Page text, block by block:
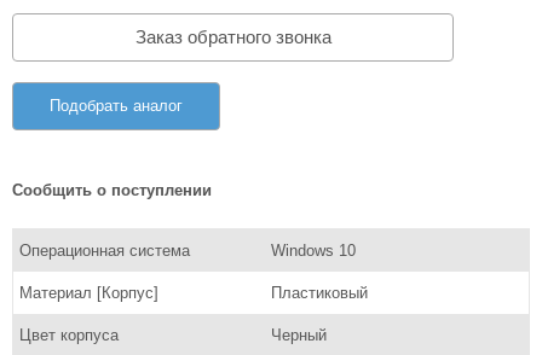
Заказ обратного звонка
Подобрать аналог
Сообщить о поступлении
Операционная система Windows 10
Материал [Корпус] Пластиковый
Цвет корпуса Черный